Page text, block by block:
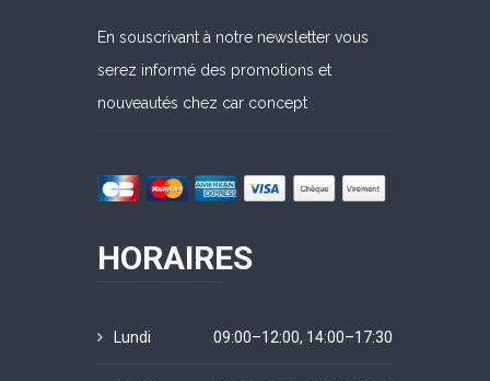
En souscrivant à notre newsletter vous
serez informé des promotions et
nouveautés chez car concept
HORAIRES
Lundi 09:00–12:00, 14:00–17:30